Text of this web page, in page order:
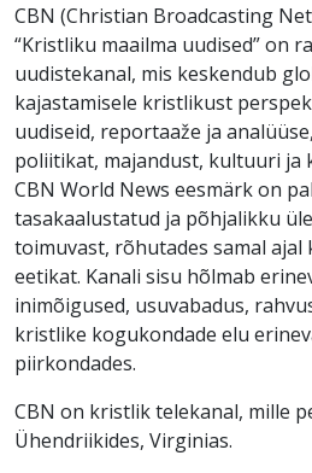
CBN (Christian Broadcasting
“Kristliku maailma uudised” on
uudistekanal, mis keskendub
kajastamisele kristlikust
uudiseid, reportaaže ja
poliitikat, majandust, kultuuri ja
CBN World News eesmärk on
tasakaalustatud ja põhjalikku
toimuvast, rõhutades samal
eetikat. Kanali sisu hõlmab
inimõigused, usuvabadus,
kristlike kogukondade elu
piirkondades.
CBN on kristlik telekanal, mille
Ühendriikides, Virginias.